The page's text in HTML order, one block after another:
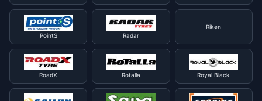
PointS Radar
Riken
RoadX Rotalla Royal Black